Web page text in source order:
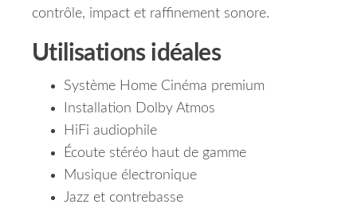
contrôle, impact et raffinement sonore.
Utilisations idéales
Système Home Cinéma premium
Installation Dolby Atmos
HiFi audiophile
Écoute stéréo haut de gamme
Musique électronique
Jazz et contrebasse